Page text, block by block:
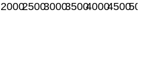
200025003000350040004500